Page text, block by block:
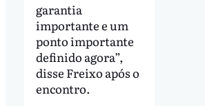
garantia
importante e um
ponto importante
definido agora”,
disse Freixo após o
encontro.